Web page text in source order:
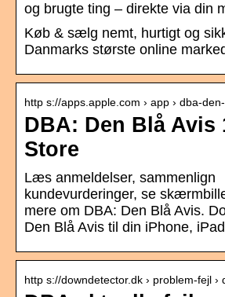
og brugte ting – direkte via din
Køb & sælg nemt, hurtigt og
Danmarks største online
http s://apps.apple.com › app › dba-
DBA: Den Blå Avis
Store
Læs anmeldelser, sammenlign
kundevurderinger, se
mere om DBA: Den Blå Avis.
Den Blå Avis til din iPhone,
http s://downdetector.dk › problem-fejl ›